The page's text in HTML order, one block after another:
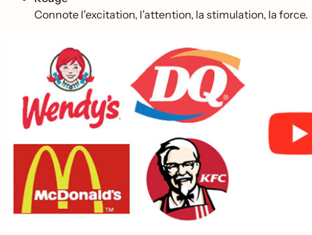
Connote l'excitation, l'attention, la stimulation, la force.